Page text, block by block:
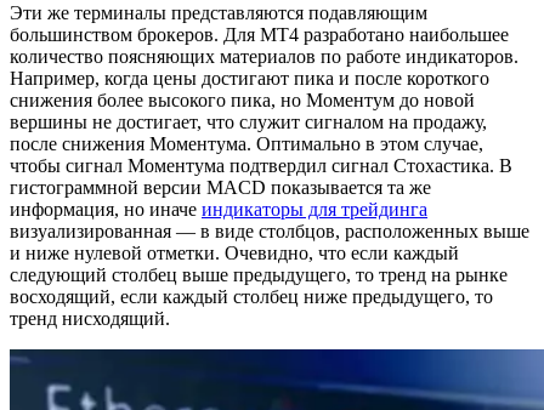
Эти же терминалы представляются подавляющим
большинством брокеров. Для МТ4 разработано наибольшее
количество поясняющих материалов по работе индикаторов.
Например, когда цены достигают пика и после короткого
снижения более высокого пика, но Моментум до новой
вершины не достигает, что служит сигналом на продажу,
после снижения Моментума. Оптимально в этом случае,
чтобы сигнал Моментума подтвердил сигнал Стохастика. В
гистограммной версии MACD показывается та же
информация, но иначе индикаторы для трейдинга
визуализированная — в виде столбцов, расположенных выше
и ниже нулевой отметки. Очевидно, что если каждый
следующий столбец выше предыдущего, то тренд на рынке
восходящий, если каждый столбец ниже предыдущего, то
тренд нисходящий.